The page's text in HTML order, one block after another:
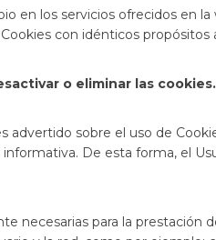
en los servicios ofrecidos en
con idénticos propósitos
o eliminar las cookies.
advertido sobre el uso de
De esta forma, el
para la prestación